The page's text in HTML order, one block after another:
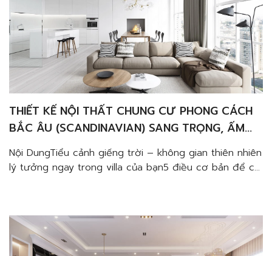
THIẾT KẾ NỘI THẤT CHUNG CƯ PHONG CÁCH
BẮC ÂU (SCANDINAVIAN) SANG TRỌNG, ẤM
CÚNG VÀ TINH TẾ
Nội DungTiểu cảnh giếng trời – không gian thiên nhiên
lý tưởng ngay trong villa của bạn5 điều cơ bản để có
tườngChú ý […]